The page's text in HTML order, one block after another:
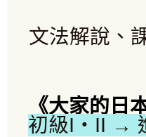
文法解說、
《大家的日
初級I・II →